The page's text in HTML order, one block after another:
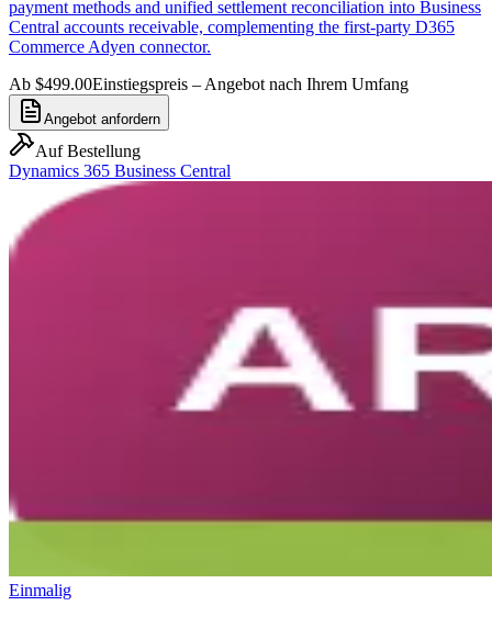
payment methods and unified settlement reconciliation into Business
Central accounts receivable, complementing the first-party D365
Commerce Adyen connector.
Ab $499.00Einstiegspreis – Angebot nach Ihrem Umfang
Angebot anfordern
Auf Bestellung
Dynamics 365 Business Central
Einmalig